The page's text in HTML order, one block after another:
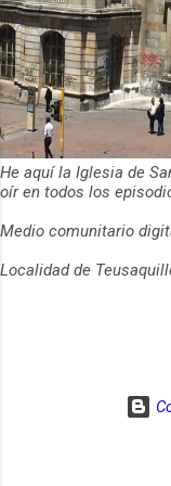
He aquí la Iglesia de
oír en todos los
Medio comunitario
Localidad de